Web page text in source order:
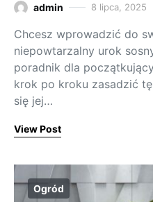
admin 8 lipca, 2025
Chcesz wprowadzić do
niepowtarzalny urok
poradnik dla
krok po kroku zasadzić
się jej…
View Post
Ogród